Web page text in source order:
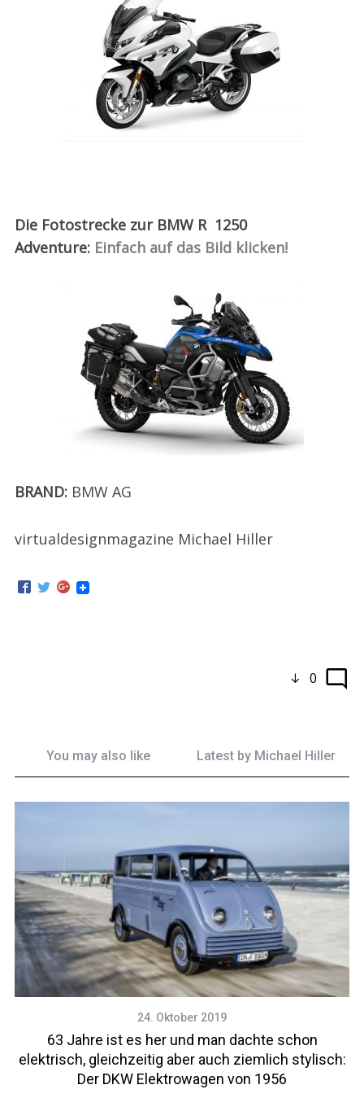
Die Fotostrecke zur BMW R 1250
Adventure: Einfach auf das Bild klicken!
BRAND:BMW AG
virtualdesignmagazine Michael Hiller
0
You may also like Latest by Michael Hiller
24. Oktober 2019
63 Jahre ist es her und man dachte schon
elektrisch, gleichzeitig aber auch ziemlich stylisch:
Der DKW Elektrowagen von 1956